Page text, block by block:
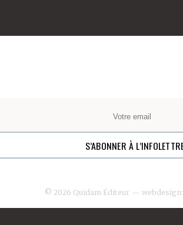
© 2026 Quidam Éditeur — webdesign: